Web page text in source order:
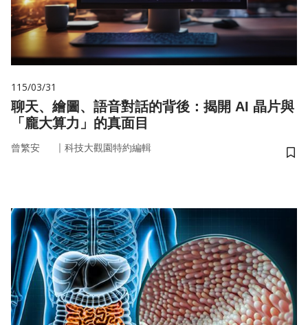
115/03/31
聊天、繪圖、語音對話的背後：揭開 AI 晶片與
「龐大算力」的真面目
曾繁安 ｜ 科技大觀園特約編輯
儲